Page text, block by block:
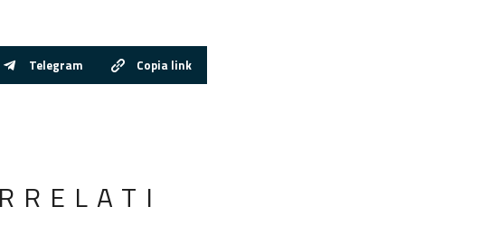
Telegram Copia link